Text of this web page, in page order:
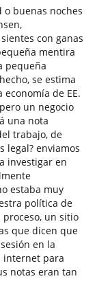
buenas noches
con ganas
mentira
pequeña
se estima
de EE.
un negocio
una nota
trabajo, de
legal? enviamos
investigar en
estaba muy
política de
un sitio
que dicen que
en la
internet para
notas eran tan